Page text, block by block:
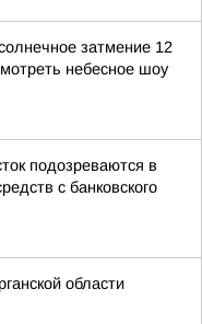
затмение 12
небесное шоу
подозреваются в
с банковского
области